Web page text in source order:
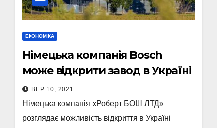
ЕКОНОМІКА
Німецька компанія Bosch
може відкрити завод в Україні
ВЕР 10, 2021
Німецька компанія «Роберт БОШ ЛТД»
розглядає можливість відкриття в Україні